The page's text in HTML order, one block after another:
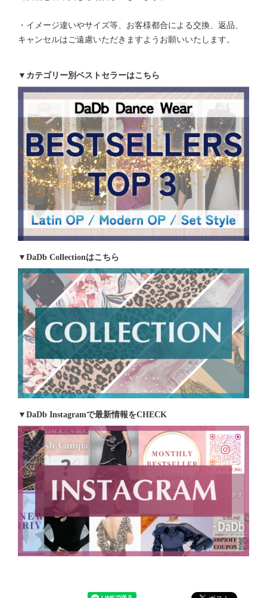
・イメージ違いやサイズ等、お客様都合による交換、返品、
キャンセルはご遠慮いただきますようお願いいたします。
▼カテゴリー別ベストセラーはこちら
▼DaDb Collectionはこちら
▼DaDb Instagramで最新情報をCHECK